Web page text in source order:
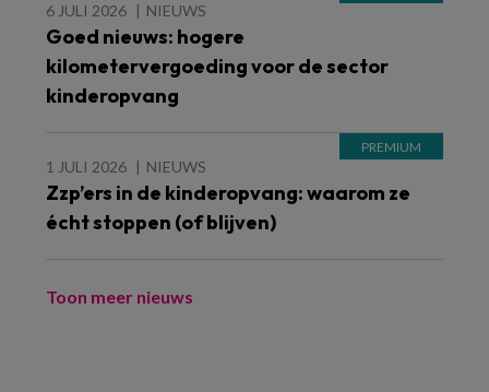
6 JULI 2026 NIEUWS
Goed nieuws: hogere
kilometervergoeding voor de sector
kinderopvang
1 JULI 2026 NIEUWS
Zzp’ers in de kinderopvang: waarom ze
écht stoppen (of blijven)
Toon meer nieuws